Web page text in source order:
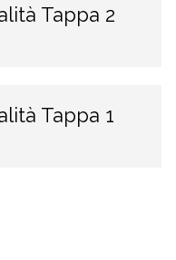
Tappa 2
Tappa 1